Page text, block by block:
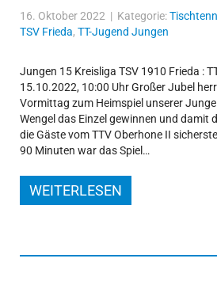
16. Oktober 2022 | Kategorie:
TSV Frieda, TT-Jugend Jungen
Jungen 15 Kreisliga TSV 1910 Frieda :
15.10.2022, 10:00 Uhr Großer Jubel
Vormittag zum Heimspiel unserer
Wengel das Einzel gewinnen und damit
die Gäste vom TTV Oberhone II
90 Minuten war das Spiel…
WEITERLESEN